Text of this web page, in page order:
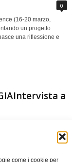
come i cookie per
0
(16-20 marzo,
un progetto
una riflessione e
a